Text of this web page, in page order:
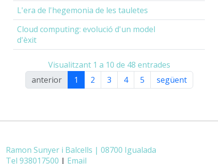
L'era de l'hegemonia de les tauletes
Cloud computing: evolució d'un model
d'èxit
Visualitzant 1 a 10 de 48 entrades
anterior
1 2 3 4 5 següent
Ramon Sunyer i Balcells | 08700 Igualada
Tel 938017500 | Email